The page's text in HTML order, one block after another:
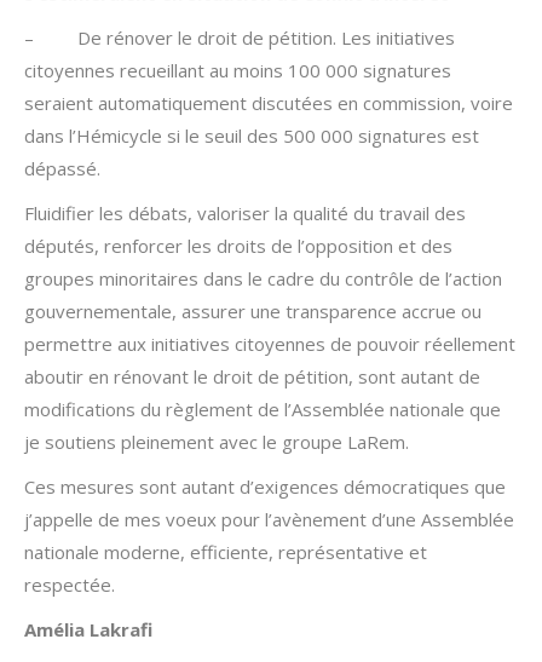
– De rénover le droit de pétition. Les initiatives
citoyennes recueillant au moins 100 000 signatures
seraient automatiquement discutées en commission, voire
dans l’Hémicycle si le seuil des 500 000 signatures est
dépassé.
Fluidifier les débats, valoriser la qualité du travail des
députés, renforcer les droits de l’opposition et des
groupes minoritaires dans le cadre du contrôle de l’action
gouvernementale, assurer une transparence accrue ou
permettre aux initiatives citoyennes de pouvoir réellement
aboutir en rénovant le droit de pétition, sont autant de
modifications du règlement de l’Assemblée nationale que
je soutiens pleinement avec le groupe LaRem.
Ces mesures sont autant d’exigences démocratiques que
j’appelle de mes voeux pour l’avènement d’une Assemblée
nationale moderne, efficiente, représentative et
respectée.
Amélia Lakrafi